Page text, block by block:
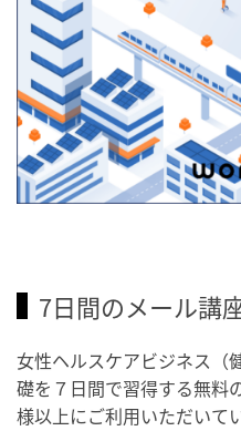
7日間のメール講
女性ヘルスケアビジネス（
礎を７日間で習得する無料
様以上にご利用いただいて